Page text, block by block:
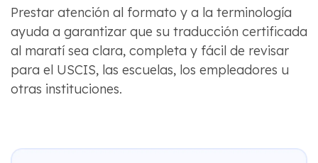
Prestar atención al formato y a la terminología
ayuda a garantizar que su traducción certificada
al maratí sea clara, completa y fácil de revisar
para el USCIS, las escuelas, los empleadores u
otras instituciones.